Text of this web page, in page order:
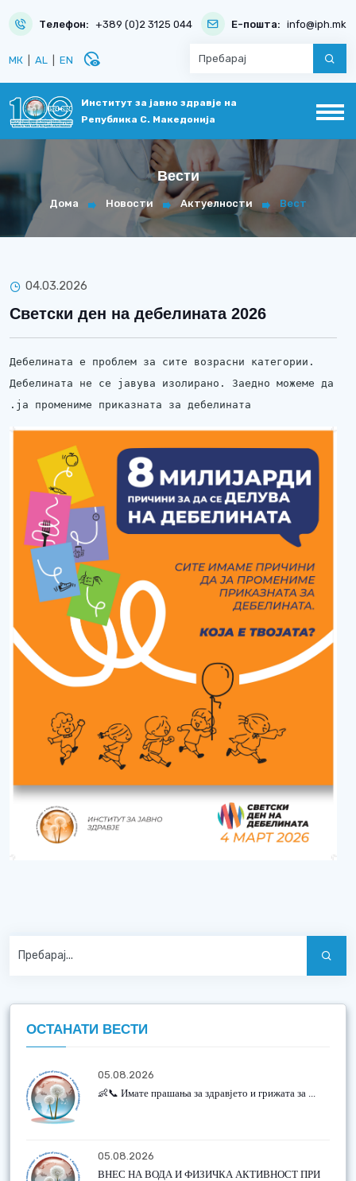
Телефон: +389 (0)2 3125 044 Е-пошта: info@iph.mk
МК AL EN disabled_visible
Институт за јавно здравје на
Република С. Македонија
Вести
Дома Новости Актуелности Вест
04.03.2026
Светски ден на дебелината 2026
Дебелината е проблем за сите возрасни категории.
Дебелината не се јавува изолирано. Заедно можеме да
ја промениме приказната за дебелината.
ОСТАНАТИ ВЕСТИ
05.08.2026
👶📞 Имате прашања за здравјето и грижата за ...
05.08.2026
ВНЕС НА ВОДА И ФИЗИЧКА АКТИВНОСТ ПРИ